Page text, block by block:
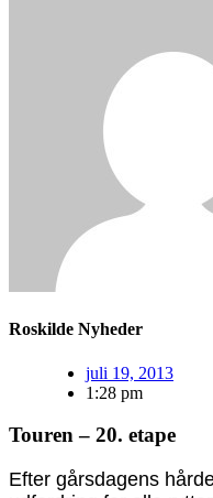
Roskilde Nyheder
juli 19, 2013
1:28 pm
Touren – 20. etape
Efter gårsdagens